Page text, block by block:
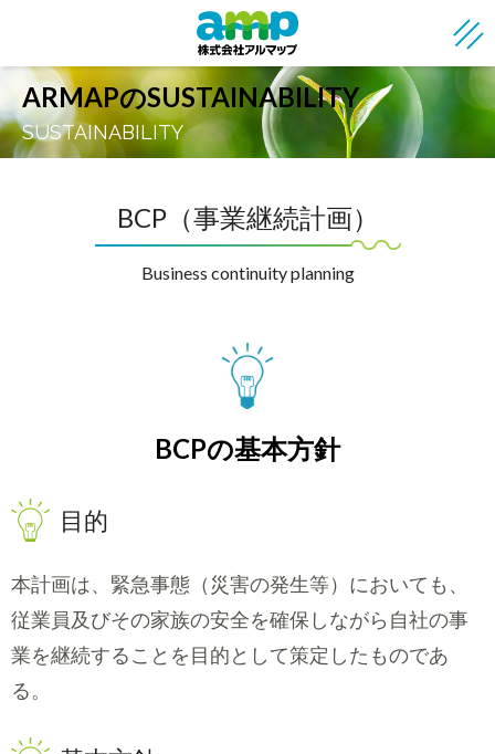
ARMAPのSUSTAINABILITY
SUSTAINABILITY
BCP（事業継続計画）
Business continuity planning
BCPの基本方針
目的
本計画は、緊急事態（災害の発生等）においても、
従業員及びその家族の安全を確保しながら自社の事
業を継続することを目的として策定したものであ
る。